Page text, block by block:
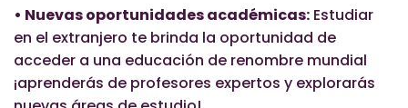
• Nuevas oportunidades académicas: Estudiar
en el extranjero te brinda la oportunidad de
acceder a una educación de renombre mundial
¡aprenderás de profesores expertos y explorarás